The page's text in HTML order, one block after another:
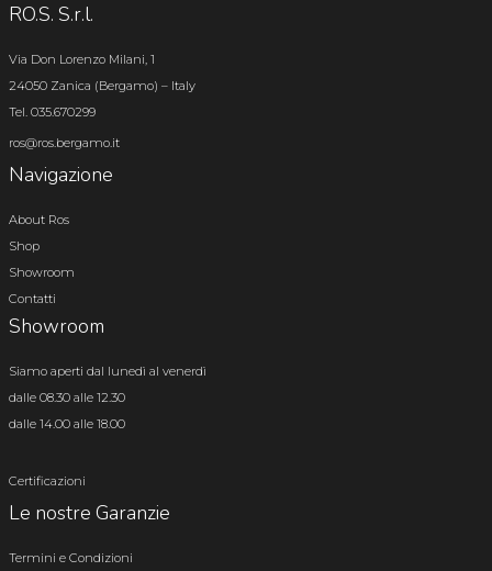
RO.S. S.r.l.
Via Don Lorenzo Milani, 1
24050 Zanica (Bergamo) – Italy
Tel. 035.670299
ros@ros.bergamo.it
Navigazione
About Ros
Shop
Showroom
Contatti
Showroom
Siamo aperti dal lunedì al venerdì
dalle 08.30 alle 12.30
dalle 14.00 alle 18.00
Certificazioni
Le nostre Garanzie
Termini e Condizioni